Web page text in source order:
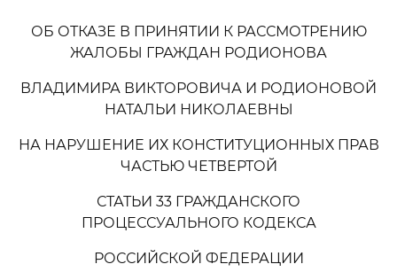
ОБ ОТКАЗЕ В ПРИНЯТИИ К РАССМОТРЕНИЮ
ЖАЛОБЫ ГРАЖДАН РОДИОНОВА
ВЛАДИМИРА ВИКТОРОВИЧА И РОДИОНОВОЙ
НАТАЛЬИ НИКОЛАЕВНЫ
НА НАРУШЕНИЕ ИХ КОНСТИТУЦИОННЫХ ПРАВ
ЧАСТЬЮ ЧЕТВЕРТОЙ
СТАТЬИ 33 ГРАЖДАНСКОГО
ПРОЦЕССУАЛЬНОГО КОДЕКСА
РОССИЙСКОЙ ФЕДЕРАЦИИ